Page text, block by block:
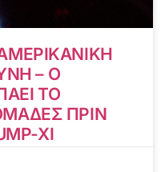
– Ο
ΤΟ
ΠΡΙΝ
XI